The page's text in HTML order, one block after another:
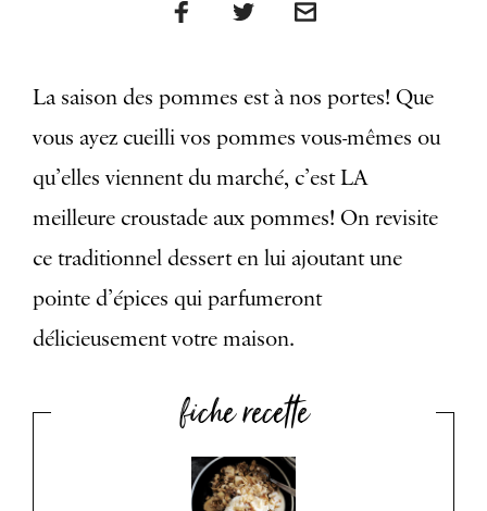
La saison des pommes est à nos portes! Que
vous ayez cueilli vos pommes vous-mêmes ou
qu’elles viennent du marché, c’est LA
meilleure croustade aux pommes! On revisite
ce traditionnel dessert en lui ajoutant une
pointe d’épices qui parfumeront
délicieusement votre maison.
fiche recette